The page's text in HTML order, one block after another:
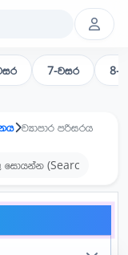
7-වසර 8-
ව්‍යාපාර පරිසරය